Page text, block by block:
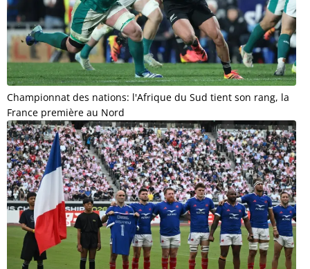
Championnat des nations: l'Afrique du Sud tient son rang, la
France première au Nord